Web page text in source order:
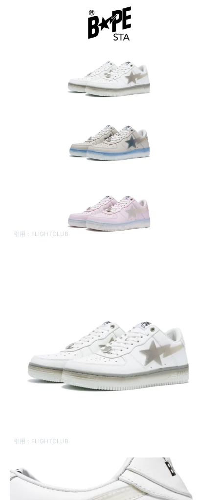
引用： FLIGHTCLUB
引用： FLIGHTCLUB